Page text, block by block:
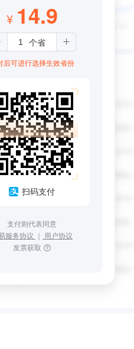
¥ 14.9
后可进行选择生效省份
扫码支付
支付则代表同意
服务协议 ｜ 用户协议
发票获取